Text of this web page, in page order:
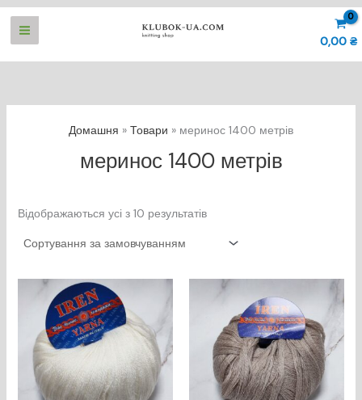
Перейти
0,00 ₴
Домашня Товари меринос 1400 метрів
меринос 1400 метрів
Відображаються усі з 10 результатів